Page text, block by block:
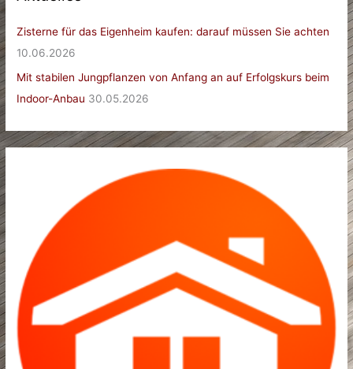
Zisterne für das Eigenheim kaufen: darauf müssen Sie achten
10.06.2026
Mit stabilen Jungpflanzen von Anfang an auf Erfolgskurs beim
Indoor-Anbau 30.05.2026